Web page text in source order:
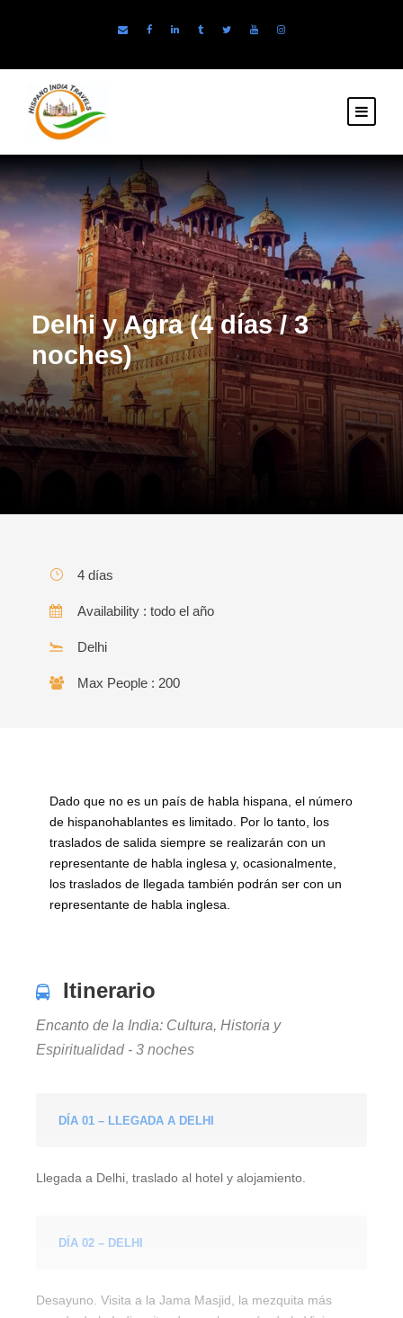
Delhi y Agra (4 días / 3
noches)
4 días
Availability : todo el año
Delhi
Max People : 200
Dado que no es un país de habla hispana, el número
de hispanohablantes es limitado. Por lo tanto, los
traslados de salida siempre se realizarán con un
representante de habla inglesa y, ocasionalmente,
los traslados de llegada también podrán ser con un
representante de habla inglesa.
Itinerario
Encanto de la India: Cultura, Historia y
Espiritualidad - 3 noches
DÍA 01 – LLEGADA A DELHI
Llegada a Delhi, traslado al hotel y alojamiento.
DÍA 02 – DELHI
Desayuno. Visita a la Jama Masjid, la mezquita más